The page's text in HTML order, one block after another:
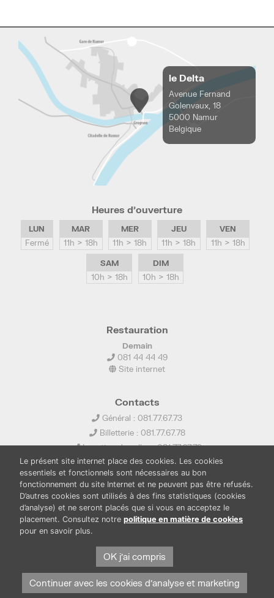
le Delta
Avenue Fernand
Golenvaux, 18
5000 Namur
Belgique
Heures d’ouverture
LUN
Fermé
MAR
11h > 18h
MER
11h > 18h
JEU
11h > 18h
VEN
11h > 18h
SAM
10h > 18h
DIM
10h > 18h
Restauration
Demain
081 44 44 49
Site internet
Contacts
Général : 081.77.67.73
Billetterie : 081.77.67.78
Location de salles : 081.77.67.79
info@ledelta.be
BOUTIQUE
Le présent site internet place des cookies. Les cookies
essentiels et fonctionnels sont nécessaires au bon
fonctionnement du site Internet et ne peuvent pas être refusés.
D’autres cookies sont utilisés à des fins statistiques (cookies
d’analyse) et ne seront placés que si vous en acceptez le
placement. Consultez notre politique en matière de cookies
pour en savoir plus.
OK j'ai compris
Continuer avec les cookies d'analyse et marketing